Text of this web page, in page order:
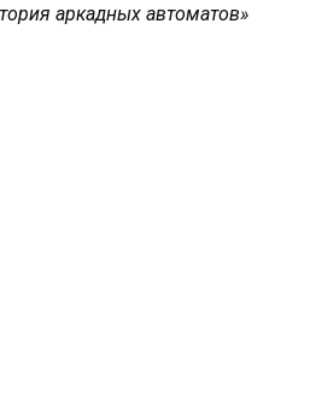
аркадных автоматов»